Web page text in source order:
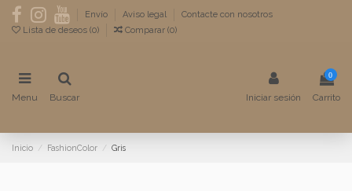
Envío Aviso legal
Contacte con nosotros
Lista de deseos (0) Comparar (0)
Menu Buscar Iniciar sesión
0
Carrito
Inicio FashionColor Gris